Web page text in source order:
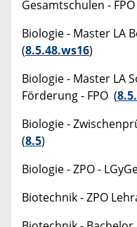
Gesamtschulen -
Biologie - Master LA
(8.5.48.ws16)
Biologie - Master LA
Förderung - FPO (
Biologie -
(8.5)
Biologie - ZPO -
Biotechnik - ZPO